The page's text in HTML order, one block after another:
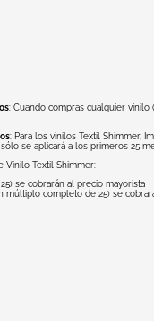
: Cuando compras cualquier vinilo
: Para los vinilos Textil Shimmer,
se aplicará a los primeros 25
Vinilo Textil Shimmer:
se cobrarán al precio mayorista
múltiplo completo de 25) se